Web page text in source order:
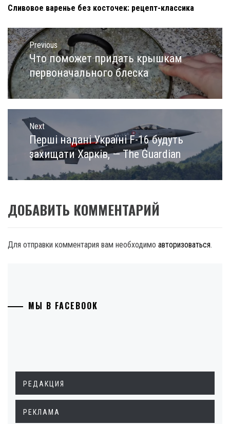
Сливовое варенье без косточек: рецепт-классика
Навигация
по
записям
Previous
Previous
post:
Что поможет придать крышкам
первоначального блеска
Next
Next
post:
Перші надані Україні F-16 будуть
захищати Харків, — The Guardian
ДОБАВИТЬ КОММЕНТАРИЙ
Для отправки комментария вам необходимо авторизоваться.
МЫ В FACEBOOK
РЕДАКЦИЯ
РЕКЛАМА